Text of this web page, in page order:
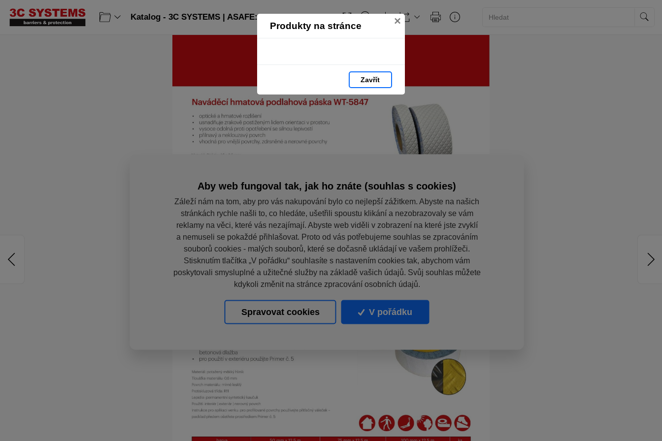
Produkty na stránce ×
Zavřít
Katalog - 3C SYSTEMS | ASAFE: strana 59
Aby web fungoval tak, jak ho znáte (souhlas s cookies)
Záleží nám na tom, aby pro vás nakupování bylo co nejlepší zážitkem. Abyste na našich
stránkách rychle našli to, co hledáte, ušetřili spoustu klikání a nezobrazovaly se vám
reklamy na věci, které vás nezajímají. Abyste web viděli v zobrazení na které jste zvyklí
a nemuseli se pokaždé přihlašovat. Proto od vás potřebujeme souhlas se zpracováním
souborů cookies - malých souborů, které se dočasně ukládají ve vašem prohlížeči.
Stisknutím tlačítka „V pořádku“ souhlasíte s nastavením cookies tak, abychom vám
poskytovali smysluplné a užitečné služby na základě vašich údajů. Svůj souhlas můžete
kdykoli změnit na stránce zpracování osobních údajů.
Spravovat cookies V pořádku